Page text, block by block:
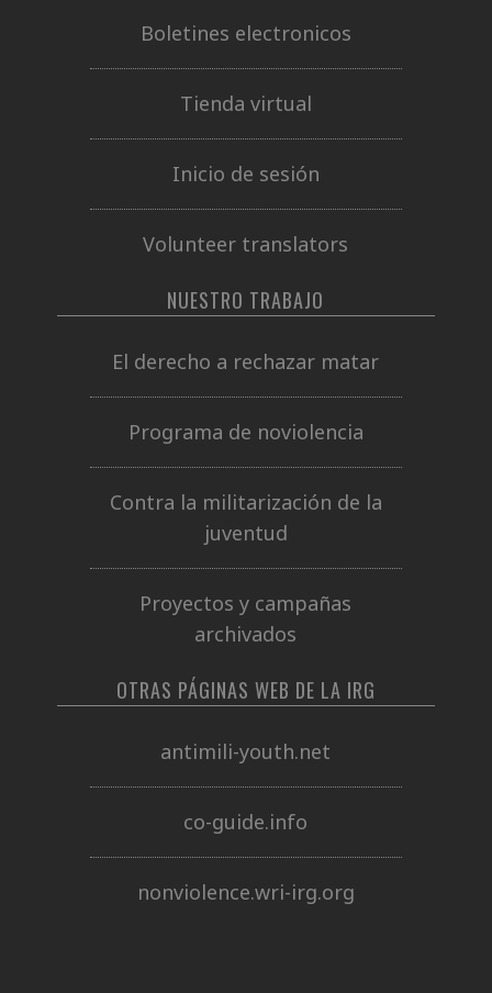
Boletines electronicos
Tienda virtual
Inicio de sesión
Volunteer translators
NUESTRO TRABAJO
El derecho a rechazar matar
Programa de noviolencia
Contra la militarización de la
juventud
Proyectos y campañas
archivados
OTRAS PÁGINAS WEB DE LA IRG
antimili-youth.net
co-guide.info
nonviolence.wri-irg.org